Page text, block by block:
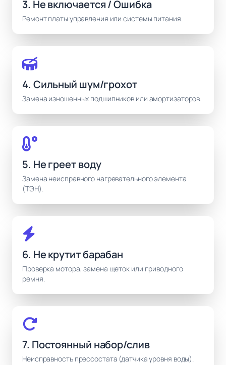
3. Не включается / Ошибка
Ремонт платы управления или системы питания.
4. Сильный шум/грохот
Замена изношенных подшипников или амортизаторов.
5. Не греет воду
Замена неисправного нагревательного элемента
(ТЭН).
6. Не крутит барабан
Проверка мотора, замена щеток или приводного
ремня.
7. Постоянный набор/слив
Неисправность прессостата (датчика уровня воды).